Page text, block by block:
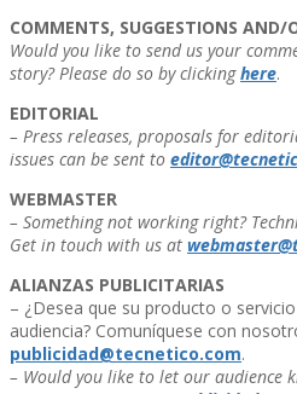
COMMENTS, SUGGESTIONS AND/
Would you like to send us your
story? Please do so by clickinghere.
EDITORIAL
– Press releases, proposals for
issues can be sent to
WEBMASTER
– Something not working right?
Get in touch with us at
ALIANZAS PUBLICITARIAS
– ¿Desea que su producto o
audiencia? Comuní­quese con
publicidad@tecnetico.com.
– Would you like to let our audience